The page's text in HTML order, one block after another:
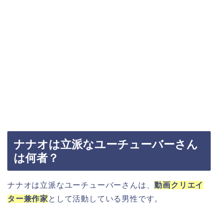
ナナオは立派なユーチューバーさん
は何者？
ナナオは立派なユーチューバーさんは、動画クリエイ
ター兼作家として活動している男性です。